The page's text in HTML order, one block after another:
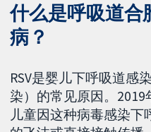
什么是呼吸道合
病？
RSV是婴儿下呼吸道感
染）的常见原因。
儿童因这种病毒感染下